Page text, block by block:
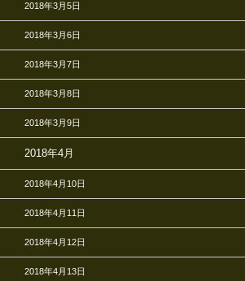
2018年3月5日
2018年3月6日
2018年3月7日
2018年3月8日
2018年3月9日
2018年4月
2018年4月10日
2018年4月11日
2018年4月12日
2018年4月13日